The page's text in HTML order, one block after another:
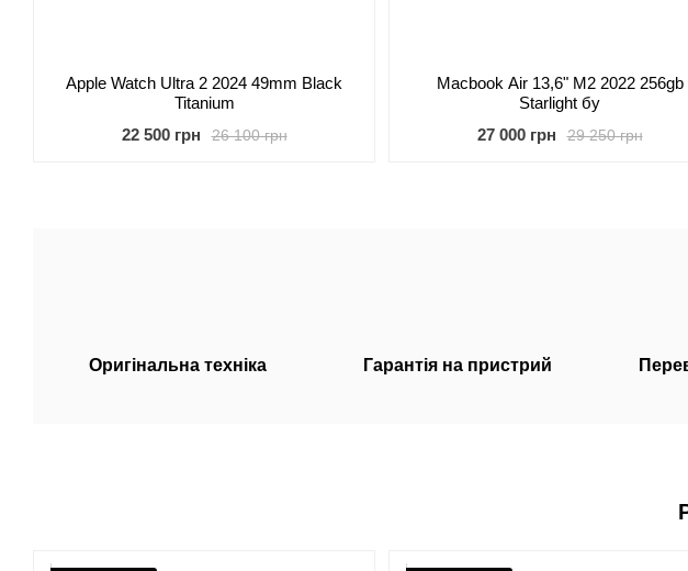
Apple Watch Ultra 2 2024 49mm Black
Titanium
26 100 грн
22 500 грн
Macbook Air 13,6" M2 2022 256gb
Starlight бу
29 250 грн
27 000 грн
Оригiнальна технiка Гарантія на пристрий